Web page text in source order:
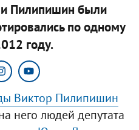
Пилипишин были
по одному
году.
Виктор Пилипишин
него людей депутата